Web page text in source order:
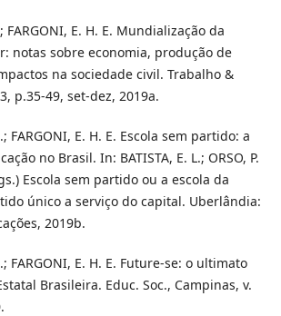
FARGONI, E. H. E. Mundialização da
notas sobre economia, produção de
na sociedade civil. Trabalho &
p.35-49, set-dez, 2019a.
FARGONI, E. H. E. Escola sem partido: a
no Brasil. In: BATISTA, E. L.; ORSO, P.
Escola sem partido ou a escola da
único a serviço do capital. Uberlândia:
2019b.
FARGONI, E. H. E. Future-se: o ultimato
Brasileira. Educ. Soc., Campinas, v.